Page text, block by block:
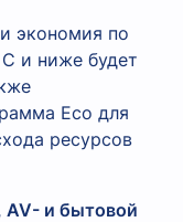
экономия по
и ниже будет
Eco для
ресурсов
AV- и бытовой